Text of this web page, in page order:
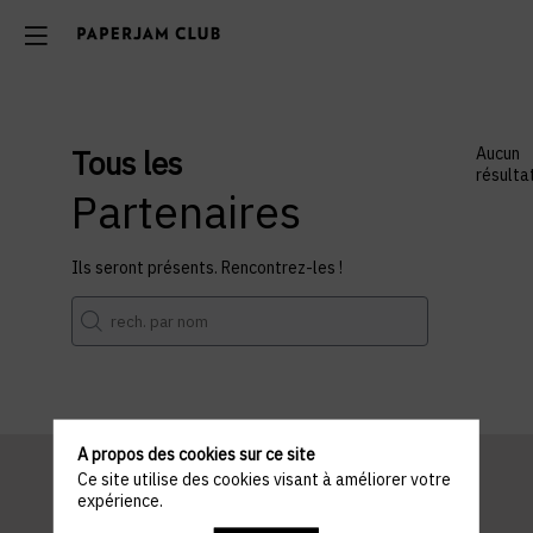
Tous les
Partenaires
Ils seront présents. Rencontrez-les !
Aucun
A propos des cookies sur ce site
Ce site utilise des cookies visant à améliorer votre
expérience.